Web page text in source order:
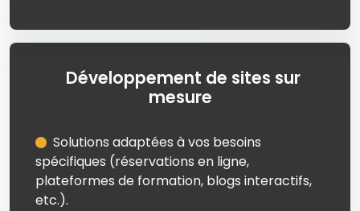
Développement de sites sur
mesure
Solutions adaptées à vos besoins
spécifiques (réservations en ligne,
plateformes de formation, blogs interactifs,
etc.).